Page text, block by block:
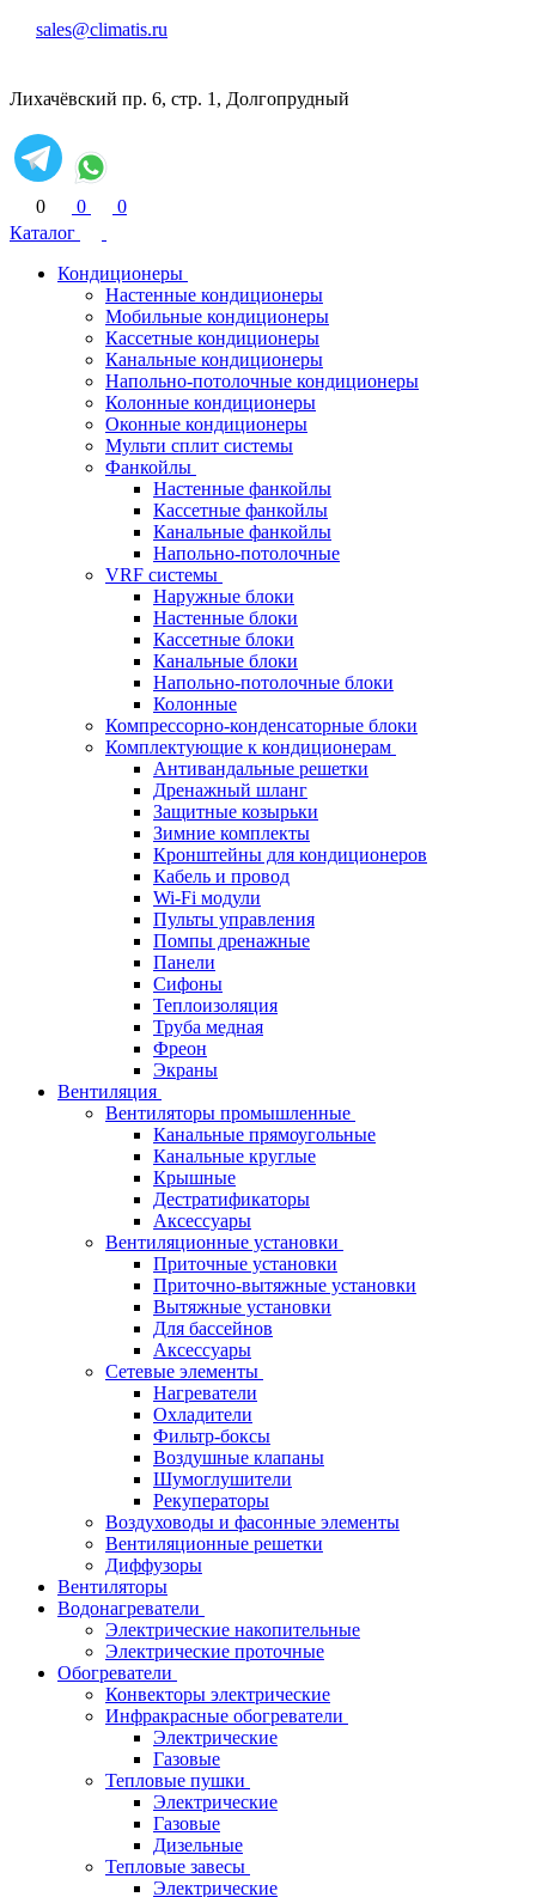
sales@climatis.ru
Лихачёвский пр. 6, стр. 1, Долгопрудный
0 0
0
Каталог
Кондиционеры
Настенные кондиционеры
Мобильные кондиционеры
Кассетные кондиционеры
Канальные кондиционеры
Напольно-потолочные кондиционеры
Колонные кондиционеры
Оконные кондиционеры
Мульти сплит системы
Фанкойлы
Настенные фанкойлы
Кассетные фанкойлы
Канальные фанкойлы
Напольно-потолочные
VRF системы
Наружные блоки
Настенные блоки
Кассетные блоки
Канальные блоки
Напольно-потолочные блоки
Колонные
Компрессорно-конденсаторные блоки
Комплектующие к кондиционерам
Антивандальные решетки
Дренажный шланг
Защитные козырьки
Зимние комплекты
Кронштейны для кондиционеров
Кабель и провод
Wi-Fi модули
Пульты управления
Помпы дренажные
Панели
Сифоны
Теплоизоляция
Труба медная
Фреон
Экраны
Вентиляция
Вентиляторы промышленные
Канальные прямоугольные
Канальные круглые
Крышные
Дестратификаторы
Аксессуары
Вентиляционные установки
Приточные установки
Приточно-вытяжные установки
Вытяжные установки
Для бассейнов
Аксессуары
Сетевые элементы
Нагреватели
Охладители
Фильтр-боксы
Воздушные клапаны
Шумоглушители
Рекуператоры
Воздуховоды и фасонные элементы
Вентиляционные решетки
Диффузоры
Вентиляторы
Водонагреватели
Электрические накопительные
Электрические проточные
Обогреватели
Конвекторы электрические
Инфракрасные обогреватели
Электрические
Газовые
Тепловые пушки
Электрические
Газовые
Дизельные
Тепловые завесы
Электрические